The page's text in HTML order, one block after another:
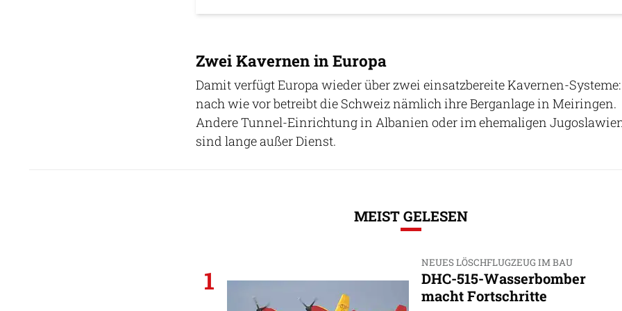
Zwei Kavernen in Europa
Damit verfügt Europa wieder über zwei einsatzbereite Kavernen-Systeme:
nach wie vor betreibt die Schweiz nämlich ihre Berganlage in Meiringen.
Andere Tunnel-Einrichtung in Albanien oder im ehemaligen
sind lange außer Dienst.
MEIST GELESEN
1
NEUES LÖSCHFLUGZEUG IM BAU
DHC-515-Wasserbomber
macht Fortschritte